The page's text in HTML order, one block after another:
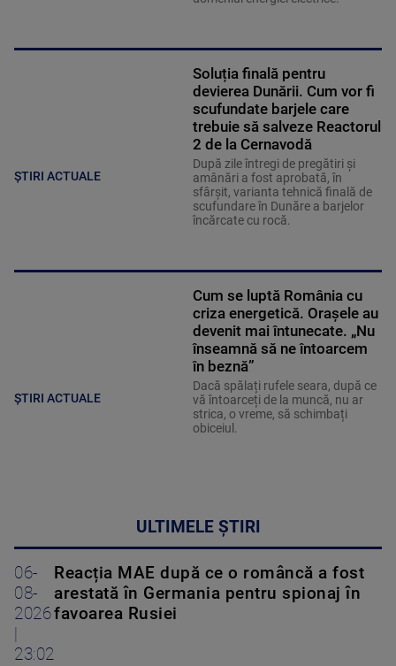
ȘTIRI ACTUALE
Soluția finală pentru
devierea Dunării. Cum vor fi
scufundate barjele care
trebuie să salveze Reactorul
2 de la Cernavodă
După zile întregi de pregătiri și
amânări a fost aprobată, în
sfârșit, varianta tehnică finală de
scufundare în Dunăre a barjelor
încărcate cu rocă.
ȘTIRI ACTUALE
Cum se luptă România cu
criza energetică. Orașele au
devenit mai întunecate. „Nu
înseamnă să ne întoarcem
în beznă”
Dacă spălați rufele seara, după ce
vă întoarceți de la muncă, nu ar
strica, o vreme, să schimbați
obiceiul.
ULTIMELE ȘTIRI
06-
08-
2026
23:02
Reacția MAE după ce o româncă a fost
arestată în Germania pentru spionaj în
favoarea Rusiei